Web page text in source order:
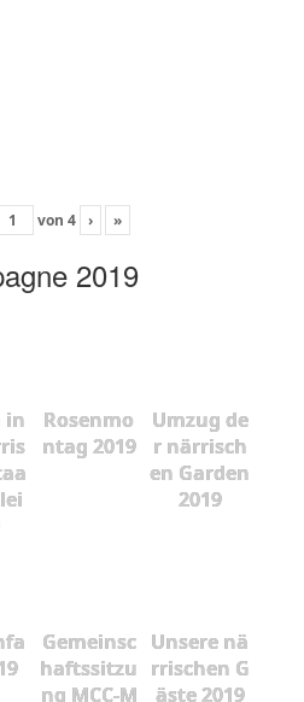
von 4 › »
2019
in
Rosenmo
ntag 2019
Umzug de
r närrisch
en Garden
2019
Gemeinsc
haftssitzu
ng MCC-M
Unsere nä
rrischen G
äste 2019